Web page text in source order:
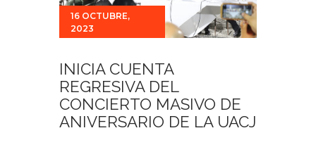
Para ti
Contacto
16 OCTUBRE,
2023
INICIA CUENTA
REGRESIVA DEL
CONCIERTO MASIVO DE
ANIVERSARIO DE LA UACJ